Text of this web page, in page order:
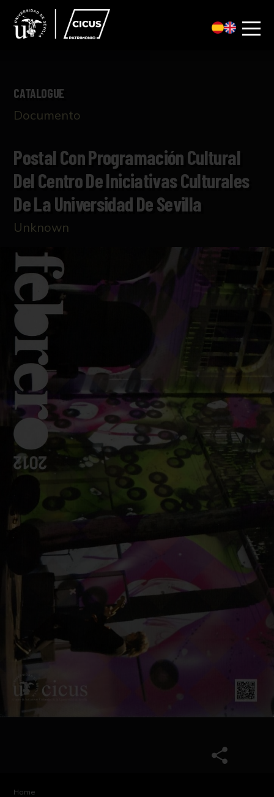
CATALOGUE
Documento
Postal Con Programación Cultural
Del Centro De Iniciativas Culturales
De La Universidad De Sevilla
Unknown
Home